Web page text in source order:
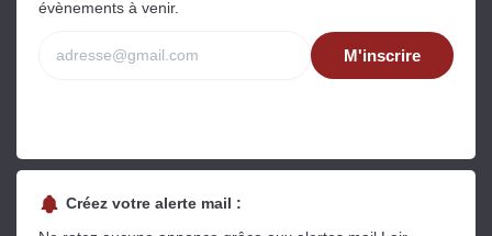
évènements à venir.
M'inscrire
Créez votre alerte mail :